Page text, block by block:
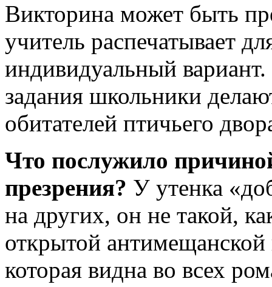
Викторина может быть
учитель распечатывает
индивидуальный
задания школьники
обитателей птичьего
Что послужило
презрения? У утенка
на других, он не такой,
открытой антимещанской
которая видна во всех